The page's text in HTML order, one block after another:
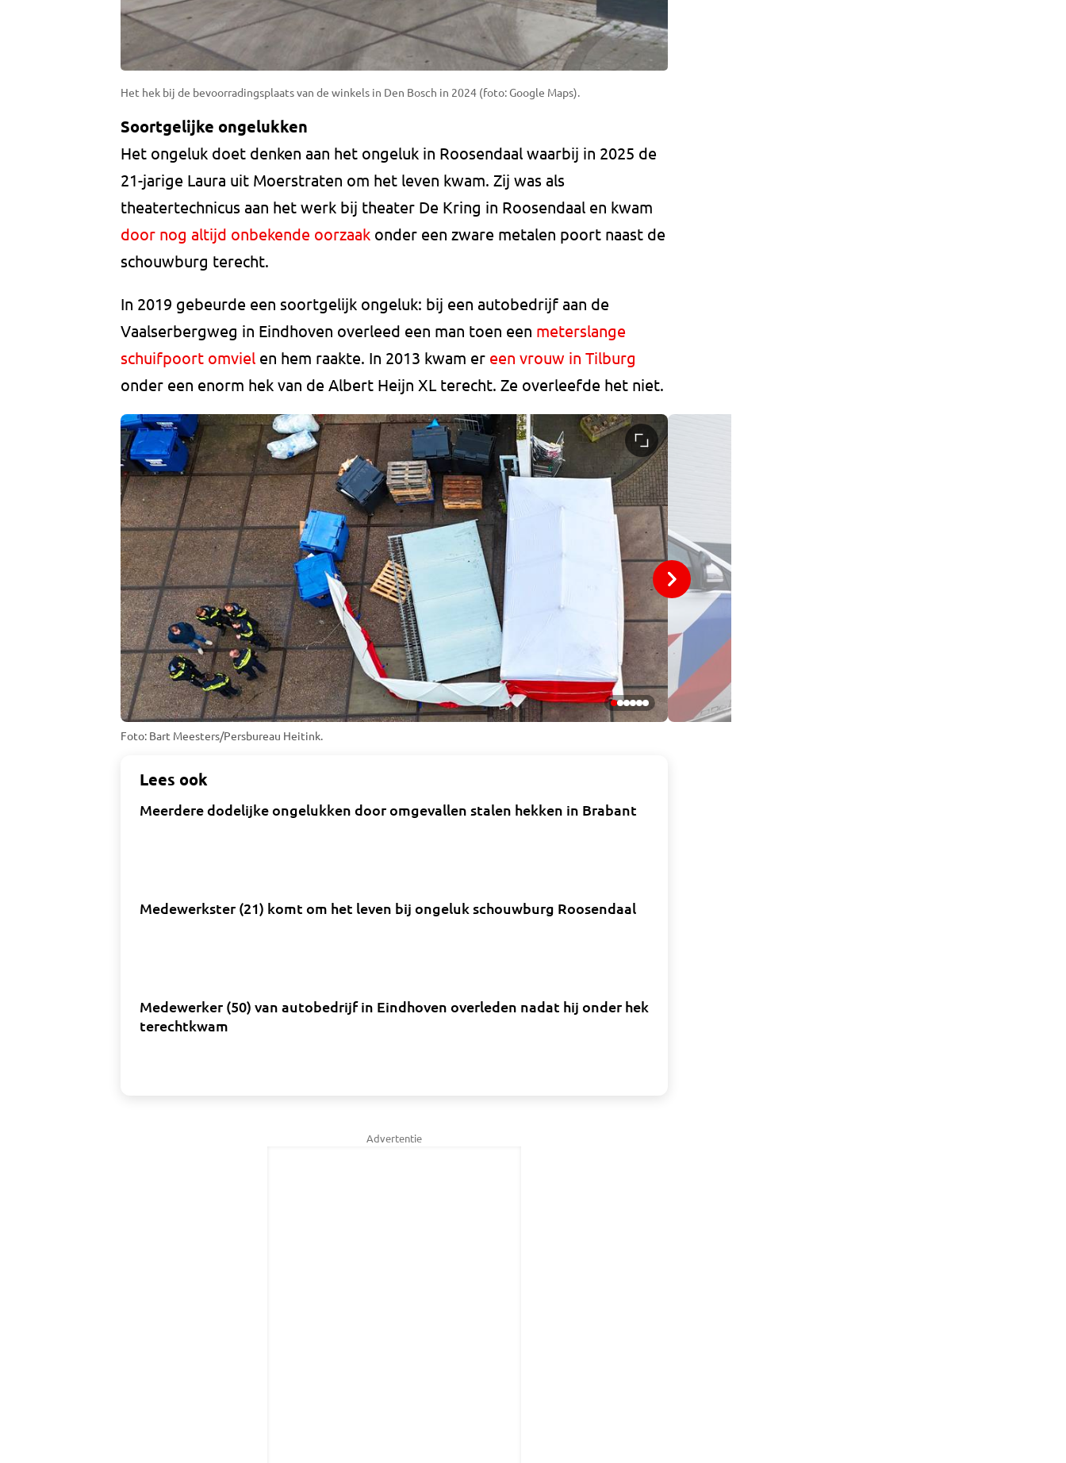
Het hek bij de bevoorradingsplaats van de winkels in Den Bosch in 2024 (foto: Google Maps).
Soortgelijke ongelukken
Het ongeluk doet denken aan het ongeluk in Roosendaal waarbij in 2025 de
21-jarige Laura uit Moerstraten om het leven kwam. Zij was als
theatertechnicus aan het werk bij theater De Kring in Roosendaal en kwam
door nog altijd onbekende oorzaak onder een zware metalen poort naast de
schouwburg terecht.
In 2019 gebeurde een soortgelijk ongeluk: bij een autobedrijf aan de
Vaalserbergweg in Eindhoven overleed een man toen een meterslange
schuifpoort omviel en hem raakte. In 2013 kwam er een vrouw in Tilburg
onder een enorm hek van de Albert Heijn XL terecht. Ze overleefde het niet.
Foto: Bart Meesters/Persbureau Heitink.
Lees ook
Meerdere dodelijke ongelukken door omgevallen stalen hekken in Brabant
Medewerkster (21) komt om het leven bij ongeluk schouwburg Roosendaal
Medewerker (50) van autobedrijf in Eindhoven overleden nadat hij onder hek
terechtkwam
Advertentie